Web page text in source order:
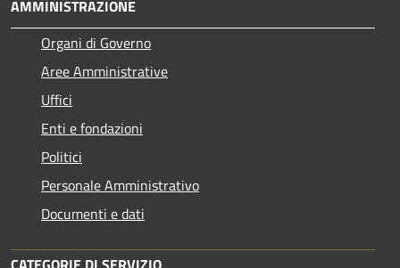
AMMINISTRAZIONE
Organi di Governo
Aree Amministrative
Uffici
Enti e fondazioni
Politici
Personale Amministrativo
Documenti e dati